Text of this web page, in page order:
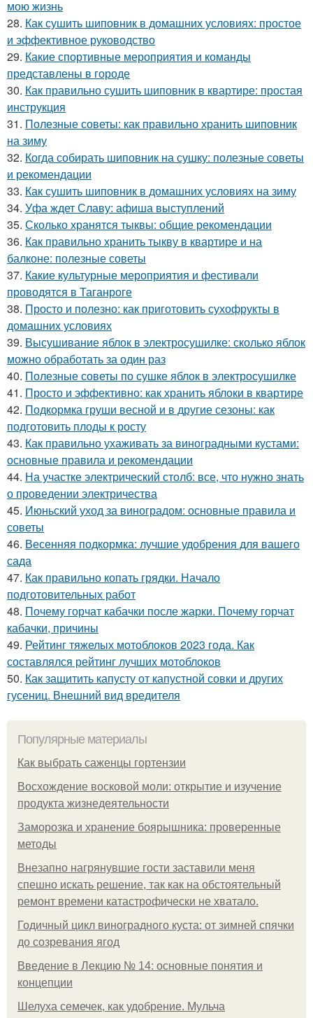
мою жизнь
28. Как сушить шиповник в домашних условиях: простое
и эффективное руководство
29. Какие спортивные мероприятия и команды
представлены в городе
30. Как правильно сушить шиповник в квартире: простая
инструкция
31. Полезные советы: как правильно хранить шиповник
на зиму
32. Когда собирать шиповник на сушку: полезные советы
и рекомендации
33. Как сушить шиповник в домашних условиях на зиму
34. Уфа ждет Славу: афиша выступлений
35. Сколько хранятся тыквы: общие рекомендации
36. Как правильно хранить тыкву в квартире и на
балконе: полезные советы
37. Какие культурные мероприятия и фестивали
проводятся в Таганроге
38. Просто и полезно: как приготовить сухофрукты в
домашних условиях
39. Высушивание яблок в электросушилке: сколько яблок
можно обработать за один раз
40. Полезные советы по сушке яблок в электросушилке
41. Просто и эффективно: как хранить яблоки в квартире
42. Подкормка груши весной и в другие сезоны: как
подготовить плоды к росту
43. Как правильно ухаживать за виноградными кустами:
основные правила и рекомендации
44. На участке электрический столб: все, что нужно знать
о проведении электричества
45. Июньский уход за виноградом: основные правила и
советы
46. Весенняя подкормка: лучшие удобрения для вашего
сада
47. Как правильно копать грядки. Начало
подготовительных работ
48. Почему горчат кабачки после жарки. Почему горчат
кабачки, причины
49. Рейтинг тяжелых мотоблоков 2023 года. Как
составлялся рейтинг лучших мотоблоков
50. Как защитить капусту от капустной совки и других
гусениц. Внешний вид вредителя
Популярные материалы
Как выбрать саженцы гортензии
Восхождение восковой моли: открытие и изучение
продукта жизнедеятельности
Заморозка и хранение боярышника: проверенные
методы
Внезапно нагрянувшие гости заставили меня
спешно искать решение, так как на обстоятельный
ремонт времени катастрофически не хватало.
Годичный цикл виноградного куста: от зимней спячки
до созревания ягод
Введение в Лекцию № 14: основные понятия и
концепции
Шелуха семечек, как удобрение. Мульча